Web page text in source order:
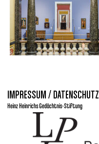
IMPRESSUM / DATENSCHUTZ
Heinz Heinrichs Gedächtnis-Stiftung